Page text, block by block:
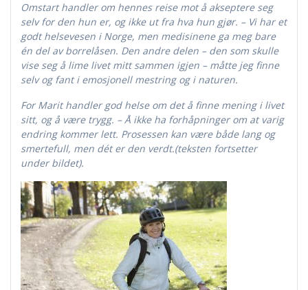
Omstart handler om hennes reise mot å akseptere seg
selv for den hun er, og ikke ut fra hva hun gjør. – Vi har et
godt helsevesen i Norge, men medisinene ga meg bare
én del av borrelåsen. Den andre delen – den som skulle
vise seg å lime livet mitt sammen igjen – måtte jeg finne
selv og fant i emosjonell mestring og i naturen.
For Marit handler god helse om det å finne mening i livet
sitt, og å være trygg. – Å ikke ha forhåpninger om at varig
endring kommer lett. Prosessen kan være både lang og
smertefull, men dét er den verdt.(teksten fortsetter
under bildet).